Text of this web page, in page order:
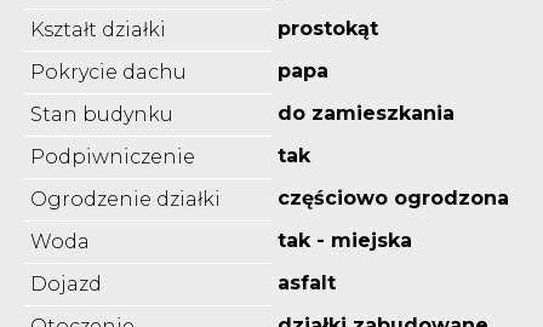
Kształt działki
prostokąt
Pokrycie dachu
papa
Stan budynku
do zamieszkania
Podpiwniczenie
tak
Ogrodzenie działki
częściowo ogrodzona
Woda
tak - miejska
Dojazd
asfalt